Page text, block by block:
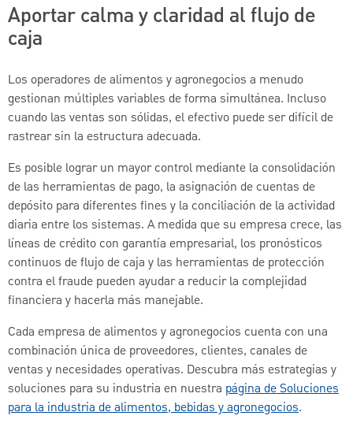
Aportar calma y claridad al flujo de
caja
Los operadores de alimentos y agronegocios a menudo
gestionan múltiples variables de forma simultánea. Incluso
cuando las ventas son sólidas, el efectivo puede ser difícil de
rastrear sin la estructura adecuada.
Es posible lograr un mayor control mediante la consolidación
de las herramientas de pago, la asignación de cuentas de
depósito para diferentes fines y la conciliación de la actividad
diaria entre los sistemas. A medida que su empresa crece, las
líneas de crédito con garantía empresarial, los pronósticos
continuos de flujo de caja y las herramientas de protección
contra el fraude pueden ayudar a reducir la complejidad
financiera y hacerla más manejable.
Cada empresa de alimentos y agronegocios cuenta con una
combinación única de proveedores, clientes, canales de
ventas y necesidades operativas. Descubra más estrategias y
soluciones para su industria en nuestra página de Soluciones
para la industria de alimentos, bebidas y agronegocios.